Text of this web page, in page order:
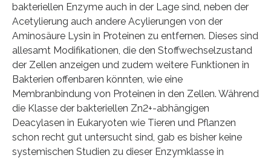
bakteriellen Enzyme auch in der Lage sind, neben der
Acetylierung auch andere Acylierungen von der
Aminosäure Lysin in Proteinen zu entfernen. Dieses sind
allesamt Modifikationen, die den Stoffwechselzustand
der Zellen anzeigen und zudem weitere Funktionen in
Bakterien offenbaren könnten, wie eine
Membranbindung von Proteinen in den Zellen. Während
die Klasse der bakteriellen Zn2+-abhängigen
Deacylasen in Eukaryoten wie Tieren und Pflanzen
schon recht gut untersucht sind, gab es bisher keine
systemischen Studien zu dieser Enzymklasse in